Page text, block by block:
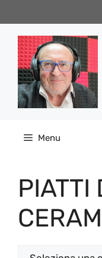
al
contenuto
Menu
PIATTI
Categorie